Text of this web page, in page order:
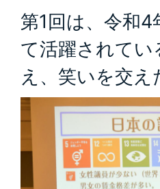
第1回は、令和
て活躍されて
え、笑いを交